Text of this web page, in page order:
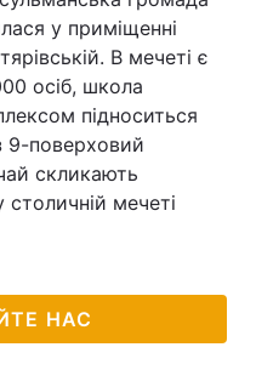
Лайт
Інциденти
Туризм
Погода
у приміщенні
В мечеті є
осіб, школа
підноситься
9-поверховий
скликають
мечеті
НАС